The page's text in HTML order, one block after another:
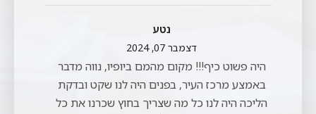
נטע
דצמבר 07, 2024
היה פשוט כיף!!! מקום מהמם ביופיו, נווה מדבר
באמצע מרכז העיר, בפנים היה לנו שקט ובדקת
הליכה היה לנו כל מה שצריך בחוץ שכרנו את כל